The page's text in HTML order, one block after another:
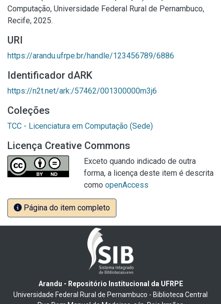
Computação, Universidade Federal Rural de Pernambuco,
Recife, 2025.
URI
https://arandu.ufrpe.br/handle/123456789/6886
Identificador dARK
https://n2t.net/ark:/57462/001300000m3j6
Coleções
TCC - Licenciatura em Computação (Sede)
Licença Creative Commons
Exceto quando indicado de outra
forma, a licença deste item é descrita
como openAccess
Página do item completo
Arandu - Repositório Institucional da UFRPE
Universidade Federal Rural de Pernambuco - Biblioteca Central